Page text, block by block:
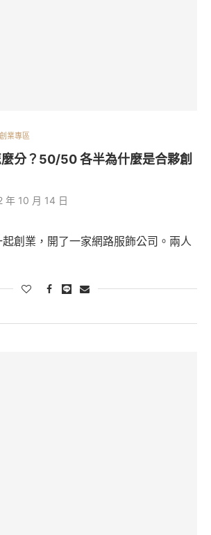
業專區
分？50/50 各半為什麼是合夥創
年 10 月 14 日
創業，開了一家網路服飾公司。兩人